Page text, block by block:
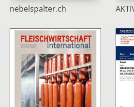
nebelspalter.ch